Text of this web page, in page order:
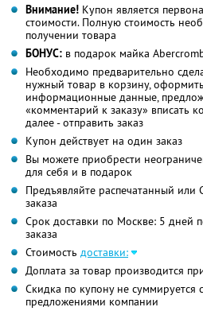
Внимание! Купон является
стоимости. Полную стоимость
получении товара
БОНУС: в подарок майка
Необходимо предварительно
нужный товар в корзину,
информационные данные,
«комментарий к заказу» вписать
далее - отправить заказ
Купон действует на один заказ
Вы можете приобрести
для себя и в подарок
Предъявляйте распечатанный
заказа
Срок доставки по Москве: 5 дней
заказа
Стоимость доставки:
Доплата за товар производится
Скидка по купону не суммируется
предложениями компании